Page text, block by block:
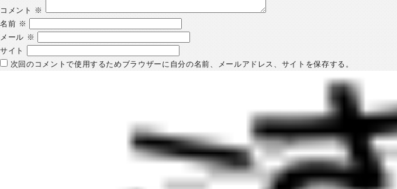
コメント
※
名前 ※
メール ※
サイト
次回のコメントで使用するためブラウザーに自分の名前、メールアドレス、サイトを保存する。